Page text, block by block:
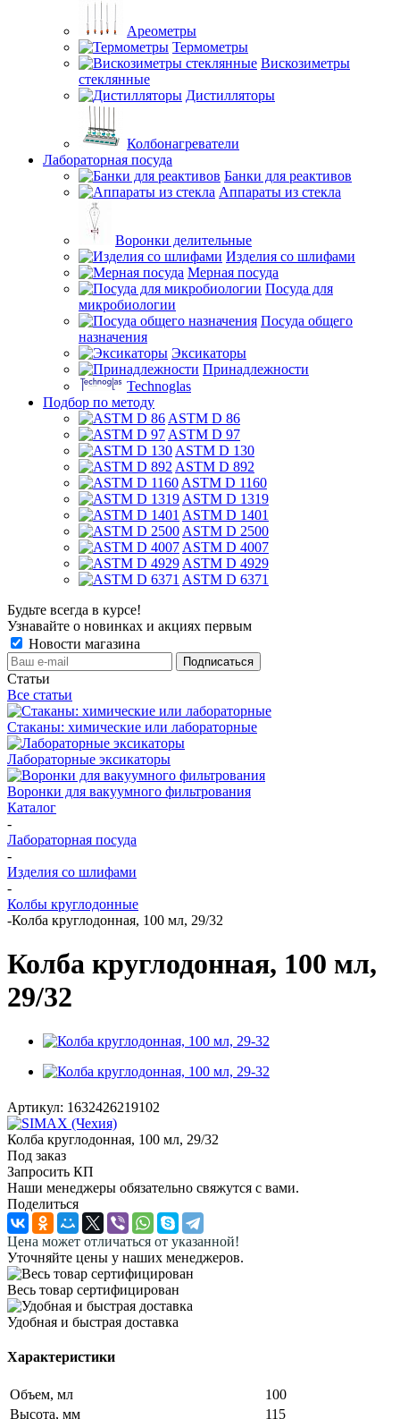
Ареометры
Термометры
Вискозиметры
стеклянные
Дистилляторы
Колбонагреватели
Лабораторная посуда
Банки для реактивов
Аппараты из стекла
Воронки делительные
Изделия со шлифами
Мерная посуда
Посуда для
микробиологии
Посуда общего
назначения
Эксикаторы
Принадлежности
Technoglas
Подбор по методу
ASTM D 86
ASTM D 97
ASTM D 130
ASTM D 892
ASTM D 1160
ASTM D 1319
ASTM D 1401
ASTM D 2500
ASTM D 4007
ASTM D 4929
ASTM D 6371
Будьте всегда в курсе!
Узнавайте о новинках и акциях первым
Новости магазина
Статьи
Все статьи
Стаканы: химические или лабораторные
Лабораторные эксикаторы
Воронки для вакуумного фильтрования
Каталог
-
Лабораторная посуда
-
Изделия со шлифами
-
Колбы круглодонные
-Колба круглодонная, 100 мл, 29/32
Колба круглодонная, 100 мл,
29/32
Артикул: 1632426219102
Колба круглодонная, 100 мл, 29/32
Под заказ
Запросить КП
Наши менеджеры обязательно свяжутся с вами.
Поделиться
Цена может отличаться от указанной!
Уточняйте цены у наших менеджеров.
Весь товар сертифицирован
Удобная и быстрая доставка
Характеристики
Объем, мл
100
Высота, мм
115